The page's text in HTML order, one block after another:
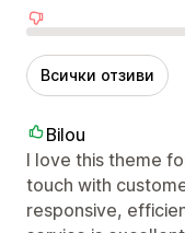
Отрицателни
Всички отзиви
Bilou
I love this theme
touch with
responsive,